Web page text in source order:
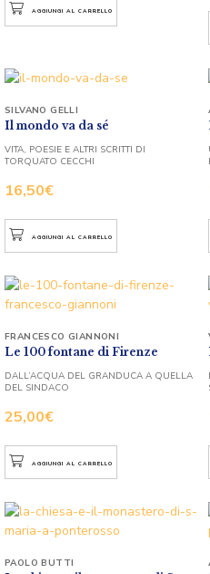
AGGIUNGI AL CARRELLO
Il mondo va da sé
16,50€
SILVANO GELLI
VITA, POESIE E ALTRI SCRITTI DI
TORQUATO CECCHI
AGGIUNGI AL CARRELLO
Le 100 fontane di Firenze
25,00€
FRANCESCO GIANNONI
DALL’ACQUA DEL GRANDUCA A QUELLA
DEL SINDACO
AGGIUNGI AL CARRELLO
PAOLO BUTTI